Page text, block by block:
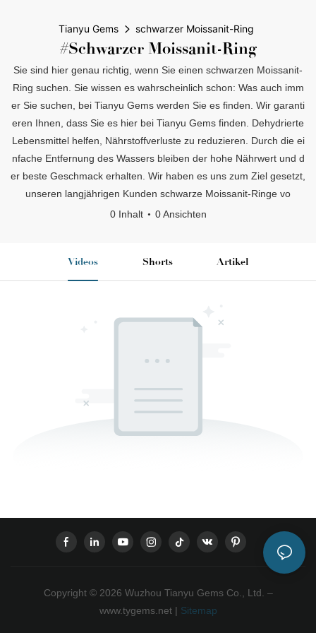
Tianyu Gems schwarzer Moissanit-Ring
#schwarzer Moissanit-Ring
Sie sind hier genau richtig, wenn Sie einen schwarzen Moissanit-
Ring suchen. Sie wissen es wahrscheinlich schon: Was auch imm
er Sie suchen, bei Tianyu Gems werden Sie es finden. Wir garanti
eren Ihnen, dass Sie es hier bei Tianyu Gems finden. Dehydrierte
Lebensmittel helfen, Nährstoffverluste zu reduzieren. Durch die ei
nfache Entfernung des Wassers bleiben der hohe Nährwert und d
er beste Geschmack erhalten. Wir haben es uns zum Ziel gesetzt,
unseren langjährigen Kunden schwarze Moissanit-Ringe vo
0 Inhalt
0 Ansichten
Videos Shorts Artikel
Copyright © 2026 Wuzhou Tianyu Gems Co., Ltd. –
www.tygems.net | Sitemap